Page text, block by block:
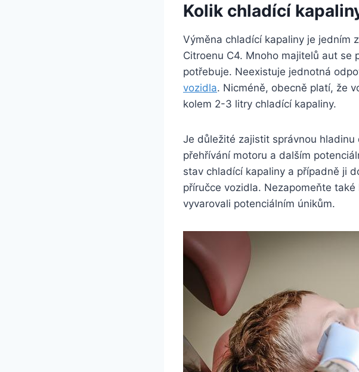
Kolik chladící
Výměna chladící kapaliny je jedním
Citroenu C4. Mnoho majitelů aut se
potřebuje. Neexistuje jednotná
vozidla. Nicméně, obecně platí, že
kolem 2-3 litry chladící kapaliny.
Je důležité zajistit správnou
přehřívání motoru a dalším
stav chladící kapaliny a případně ji
příručce vozidla. Nezapomeňte
vyvarovali potenciálním únikům.